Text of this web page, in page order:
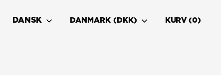
DANSK DANMARK (DKK) 0
KURV